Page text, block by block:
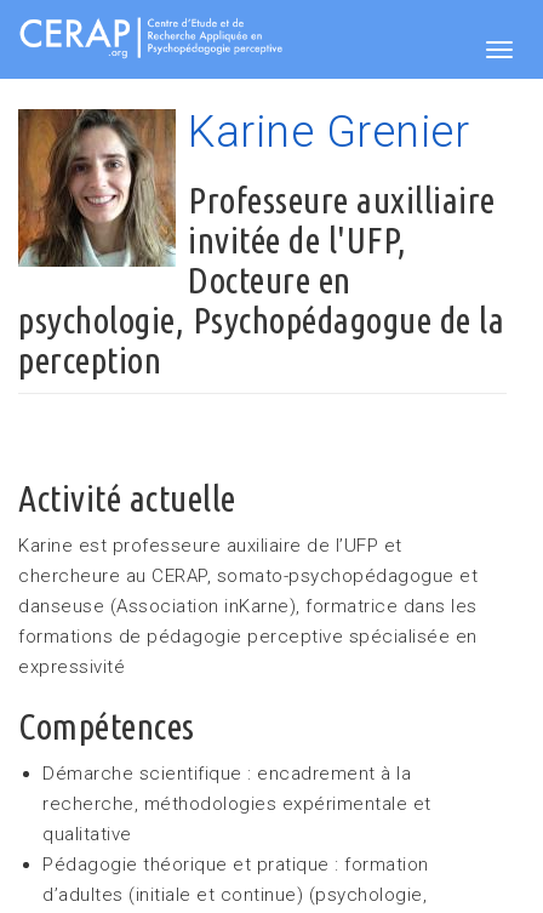
Aller
contenu
principal
Karine Grenier
Professeure auxilliaire
invitée de l'UFP,
Docteure en
psychologie, Psychopédagogue de la
perception
Activité actuelle
Karine est professeure auxiliaire de l’UFP et
chercheure au CERAP, somato-psychopédagogue et
danseuse (Association inKarne), formatrice dans les
formations de pédagogie perceptive spécialisée en
expressivité
Compétences
Démarche scientifique : encadrement à la
recherche, méthodologies expérimentale et
qualitative
Pédagogie théorique et pratique : formation
d’adultes (initiale et continue) (psychologie,